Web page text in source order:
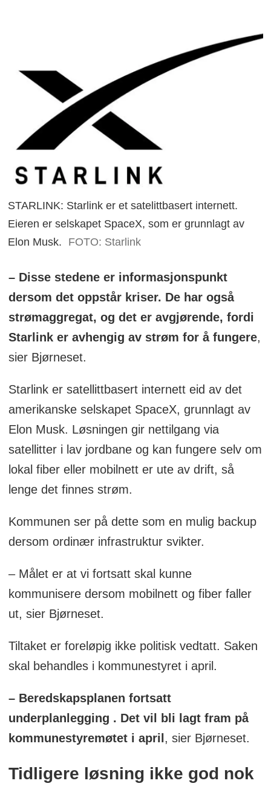
STARLINK: Starlink er et satelittbasert internett.
Eieren er selskapet SpaceX, som er grunnlagt av
Elon Musk.
FOTO: Starlink
– Disse stedene er informasjonspunkt
dersom det oppstår kriser. De har også
strømaggregat, og det er avgjørende, fordi
Starlink er avhengig av strøm for å fungere,
sier Bjørneset.
Starlink er satellittbasert internett eid av det
amerikanske selskapet SpaceX, grunnlagt av
Elon Musk. Løsningen gir nettilgang via
satellitter i lav jordbane og kan fungere selv om
lokal fiber eller mobilnett er ute av drift, så
lenge det finnes strøm.
Kommunen ser på dette som en mulig backup
dersom ordinær infrastruktur svikter.
– Målet er at vi fortsatt skal kunne
kommunisere dersom mobilnett og fiber faller
ut, sier Bjørneset.
Tiltaket er foreløpig ikke politisk vedtatt. Saken
skal behandles i kommunestyret i april.
– Beredskapsplanen fortsatt
underplanlegging . Det vil bli lagt fram på
kommunestyremøtet i april, sier Bjørneset.
Tidligere løsning ikke god nok